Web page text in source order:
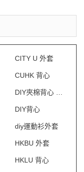
CITY U 外套
CUHK 背心
DIY背心
diy運動衫外套
HKBU 外套
HKLU 背心